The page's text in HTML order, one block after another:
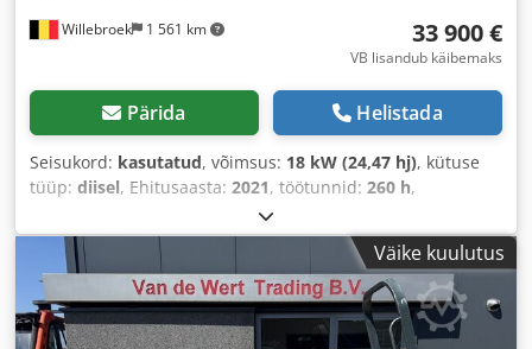
Willebroek 1 561 km 33 900 €
VB lisandub käibemaks
Pärida Helistada
Seisukord: kasutatud, võimsus: 18 kW (24,47 hj), kütuse
tüüp: diisel, Ehitusaasta: 2021, töötunnid: 260 h,
Väike kuulutus